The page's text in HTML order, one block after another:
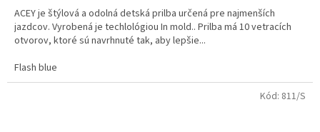
ACEY je štýlová a odolná detská prilba určená pre najmenších
jazdcov. Vyrobená je techlológiou In mold.. Prilba má 10 vetracích
otvorov, ktoré sú navrhnuté tak, aby lepšie...
Flash blue
Kód: 811/S